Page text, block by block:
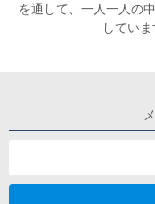
を通して、一人一人の
していま